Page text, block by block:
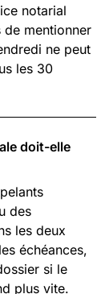
notarial
mentionner
ne peut
les 30
doit-elle
des
les deux
échéances,
si le
plus vite.